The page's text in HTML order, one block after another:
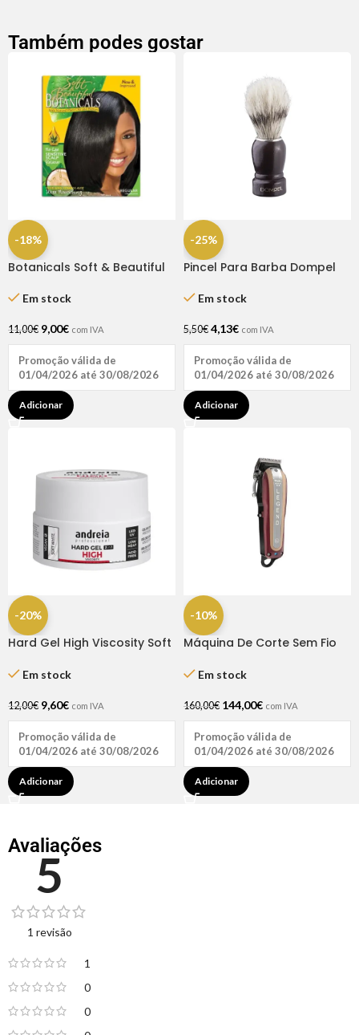
Também podes gostar
-18%
Botanicals Soft & Beautiful
Em stock
11,00€ 9,00€ com IVA
Promoção válida de
01/04/2026 até 30/08/2026
Adicionar
-25%
Pincel Para Barba Dompel
Em stock
5,50€ 4,13€ com IVA
Promoção válida de
01/04/2026 até 30/08/2026
Adicionar
-20%
Hard Gel High Viscosity Soft
Em stock
12,00€ 9,60€ com IVA
Promoção válida de
01/04/2026 até 30/08/2026
Adicionar
-10%
Máquina De Corte Sem Fio
Em stock
160,00€ 144,00€ com IVA
Promoção válida de
01/04/2026 até 30/08/2026
Adicionar
Avaliações
5
1 revisão
1
0
0